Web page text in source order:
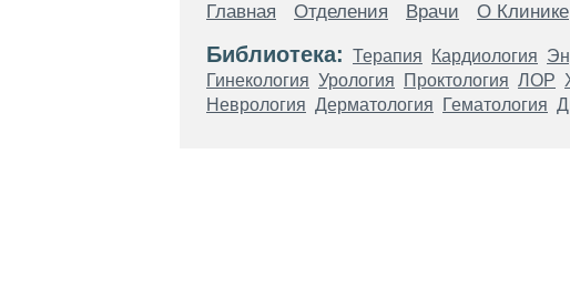
Главная Отделения Врачи О Клинике
Библиотека: Терапия Кардиология
Гинекология Урология Проктология ЛОР
Неврология Дерматология Гематология